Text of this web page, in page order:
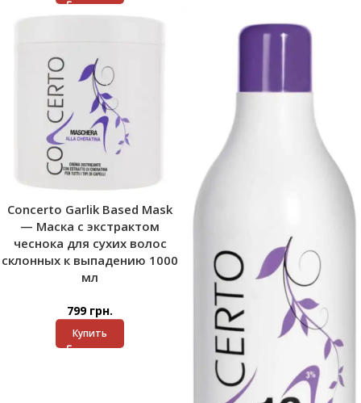
Concerto Garlik Based Mask
— Маска с экстрактом
чеснока для сухих волос
склонных к выпадению 1000
мл
799 грн.
Купить